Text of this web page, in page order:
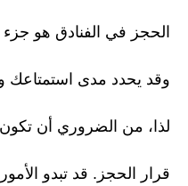
الحجز في الفنادق هو
وقد يحدد مدى استمتاعك
لذا، من الضروري أن تكون
قرار الحجز. قد تبدو